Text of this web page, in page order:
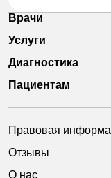
Врачи
Услуги
Диагностика
Пациентам
Правовая
Отзывы
О нас